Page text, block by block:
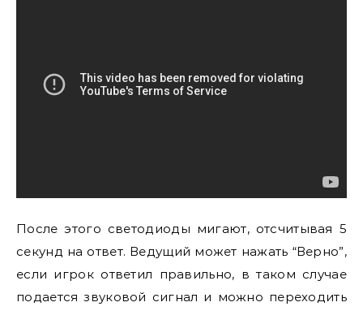
После этого светодиоды мигают, отсчитывая 5
секунд на ответ. Ведущий может нажать “Верно”,
если игрок ответил правильно, в таком случае
подается звуковой сигнал и можно переходить